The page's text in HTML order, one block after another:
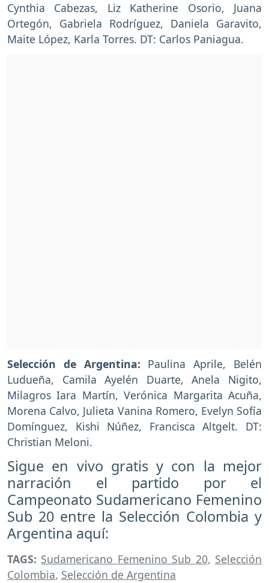
Cynthia Cabezas, Liz Katherine Osorio, Juana
Ortegón, Gabriela Rodríguez, Daniela Garavito,
Maite López, Karla Torres. DT: Carlos Paniagua.
Selección de Argentina: Paulina Aprile, Belén
Ludueña, Camila Ayelén Duarte, Anela Nigito,
Milagros Iara Martín, Verónica Margarita Acuña,
Morena Calvo, Julieta Vanina Romero, Evelyn Sofía
Domínguez, Kishi Núñez, Francisca Altgelt. DT:
Christian Meloni.
Sigue en vivo gratis y con la mejor
narración el partido por el
Campeonato Sudamericano Femenino
Sub 20 entre la Selección Colombia y
Argentina aquí:
TAGS: Sudamericano Femenino Sub 20, Selección
Colombia, Selección de Argentina